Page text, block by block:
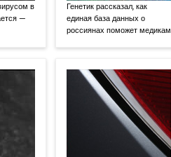
в
—
Генетик рассказал, как
единая база данных о
россиянах поможет медикам